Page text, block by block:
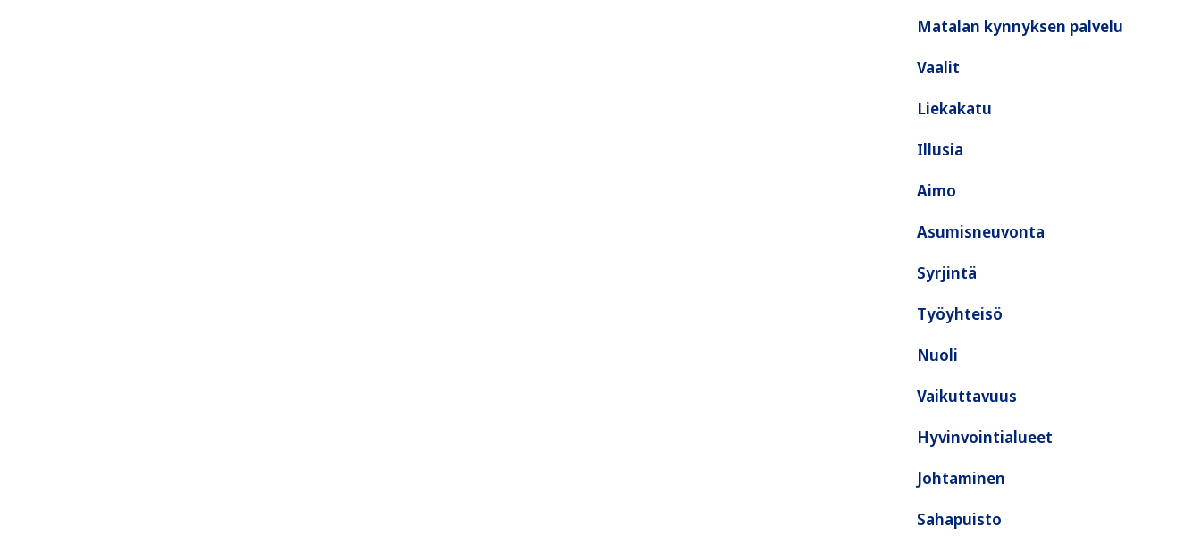
Matalan kynnyksen palvelu
Vaalit
Liekakatu
Illusia
Aimo
Asumisneuvonta
Syrjintä
Työyhteisö
Nuoli
Vaikuttavuus
Hyvinvointialueet
Johtaminen
Sahapuisto